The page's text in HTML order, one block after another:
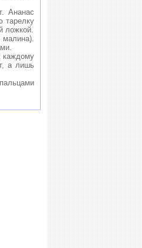
Ананас
тарелку
ложкой.
малина).
каждому
а лишь